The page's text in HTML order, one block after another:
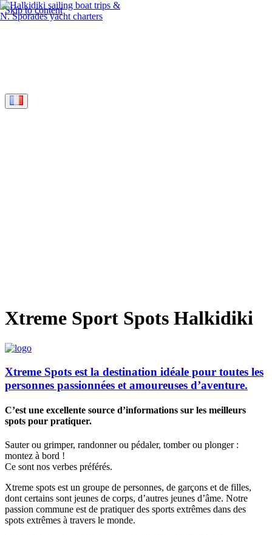
Skip to content
Xtreme Sport Spots Halkidiki
Xtreme Spots est la destination idéale pour toutes les
personnes passionnées et amoureuses d’aventure.
C’est une excellente source d’informations sur les meilleurs
spots pour pratiquer.
Sauter ou grimper, randonner ou pédaler, tomber ou plonger :
montez à bord !
Ce sont nos verbes préférés.
Xtreme spots est un groupe de personnes, de garçons et de filles,
dont certains sont jeunes de corps, d’autres jeunes d’âme. Notre
passion commune est de pratiquer des sports extrêmes dans des
spots extrêmes à travers le monde.